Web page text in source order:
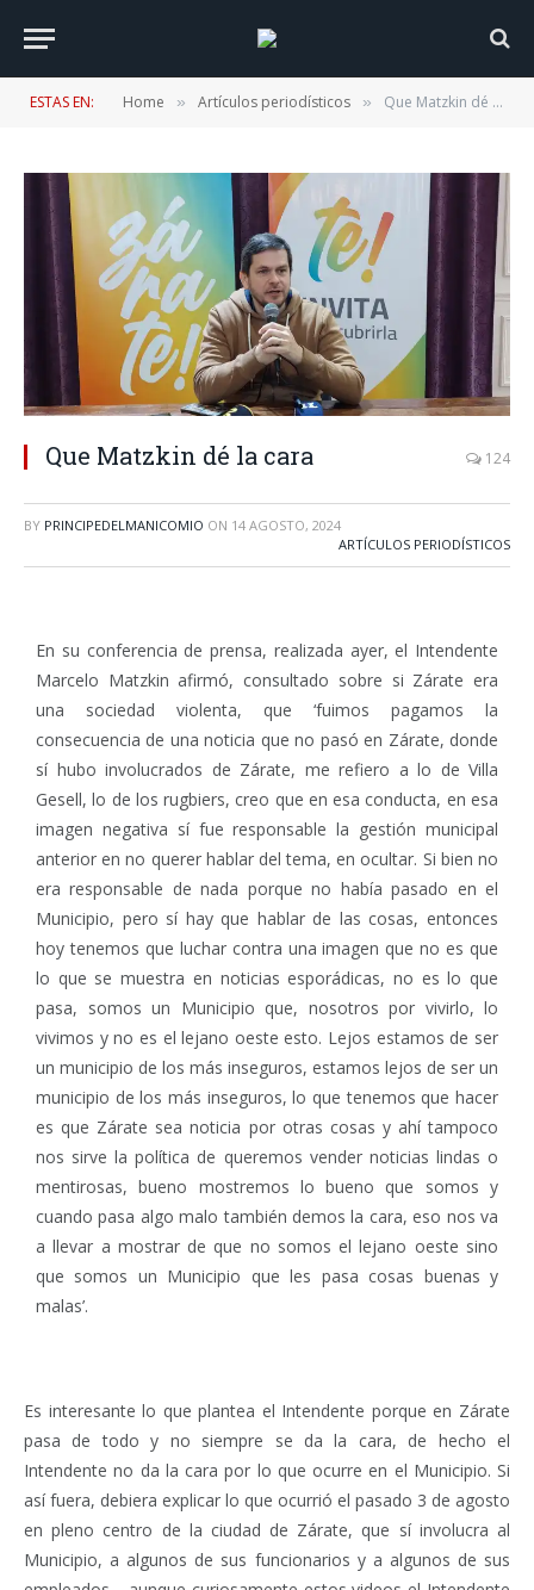
ESTAS EN: Home » Artículos periodísticos » Que Matzkin dé la cara
Que Matzkin dé la cara 124
BY PRINCIPEDELMANICOMIO ON 14 AGOSTO, 2024
ARTÍCULOS PERIODÍSTICOS
En su conferencia de prensa, realizada ayer, el Intendente
Marcelo Matzkin afirmó, consultado sobre si Zárate era
una sociedad violenta, que ‘fuimos pagamos la
consecuencia de una noticia que no pasó en Zárate, donde
sí hubo involucrados de Zárate, me refiero a lo de Villa
Gesell, lo de los rugbiers, creo que en esa conducta, en esa
imagen negativa sí fue responsable la gestión municipal
anterior en no querer hablar del tema, en ocultar. Si bien no
era responsable de nada porque no había pasado en el
Municipio, pero sí hay que hablar de las cosas, entonces
hoy tenemos que luchar contra una imagen que no es que
lo que se muestra en noticias esporádicas, no es lo que
pasa, somos un Municipio que, nosotros por vivirlo, lo
vivimos y no es el lejano oeste esto. Lejos estamos de ser
un municipio de los más inseguros, estamos lejos de ser un
municipio de los más inseguros, lo que tenemos que hacer
es que Zárate sea noticia por otras cosas y ahí tampoco
nos sirve la política de queremos vender noticias lindas o
mentirosas, bueno mostremos lo bueno que somos y
cuando pasa algo malo también demos la cara, eso nos va
a llevar a mostrar de que no somos el lejano oeste sino
que somos un Municipio que les pasa cosas buenas y
malas’.
Es interesante lo que plantea el Intendente porque en Zárate
pasa de todo y no siempre se da la cara, de hecho el
Intendente no da la cara por lo que ocurre en el Municipio. Si
así fuera, debiera explicar lo que ocurrió el pasado 3 de agosto
en pleno centro de la ciudad de Zárate, que sí involucra al
Municipio, a algunos de sus funcionarios y a algunos de sus